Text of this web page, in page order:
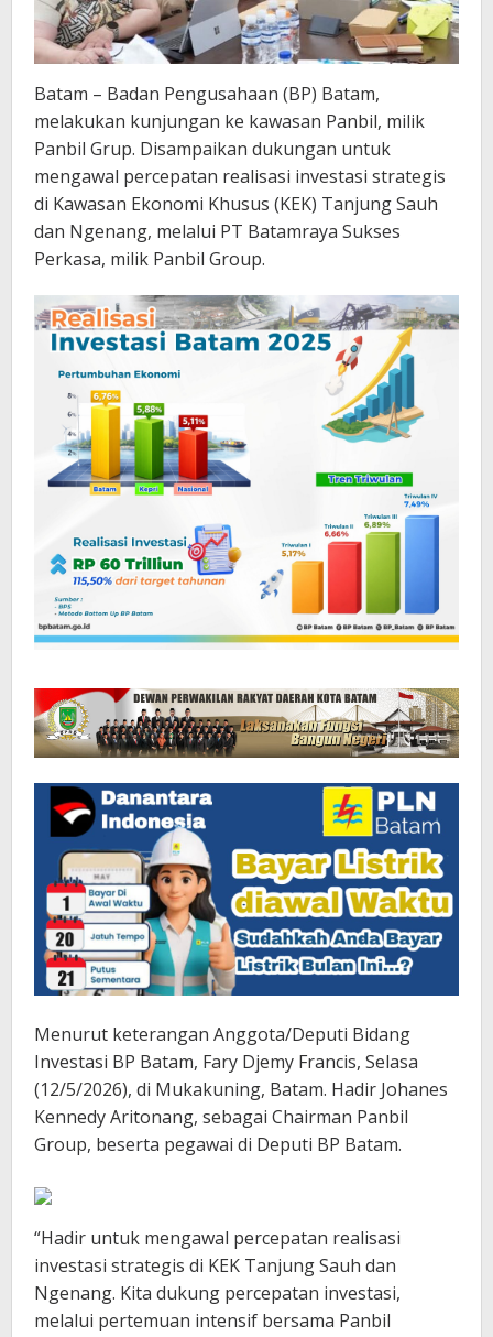
Batam – Badan Pengusahaan (BP) Batam,
melakukan kunjungan ke kawasan Panbil, milik
Panbil Grup. Disampaikan dukungan untuk
mengawal percepatan realisasi investasi strategis
di Kawasan Ekonomi Khusus (KEK) Tanjung Sauh
dan Ngenang, melalui PT Batamraya Sukses
Perkasa, milik Panbil Group.
Menurut keterangan Anggota/Deputi Bidang
Investasi BP Batam, Fary Djemy Francis, Selasa
(12/5/2026), di Mukakuning, Batam. Hadir Johanes
Kennedy Aritonang, sebagai Chairman Panbil
Group, beserta pegawai di Deputi BP Batam.
“Hadir untuk mengawal percepatan realisasi
investasi strategis di KEK Tanjung Sauh dan
Ngenang. Kita dukung percepatan investasi,
melalui pertemuan intensif bersama Panbil